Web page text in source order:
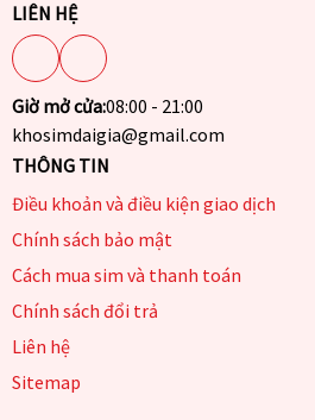
LIÊN HỆ
Giờ mở cửa:08:00 - 21:00
khosimdaigia@gmail.com
THÔNG TIN
Điều khoản và điều kiện giao dịch
Chính sách bảo mật
Cách mua sim và thanh toán
Chính sách đổi trả
Liên hệ
Sitemap